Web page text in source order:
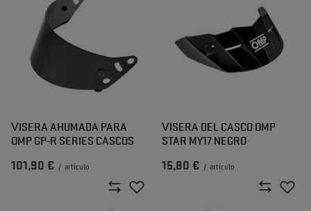
VISERA AHUMADA PARA
OMP GP-R SERIES CASCOS
101,90 € / artículo
VISERA DEL CASCO OMP
STAR MY17 NEGRO
15,80 € / artículo